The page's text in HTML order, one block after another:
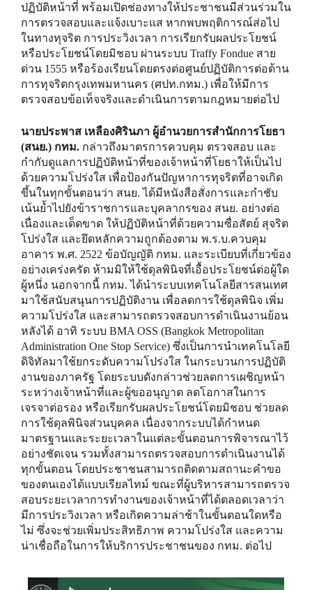
ปฏิบัติหน้าที่ พร้อมเปิดช่องทางให้ประชาชนมีส่วนร่วมใน
การตรวจสอบและแจ้งเบาะแส หากพบพฤติการณ์ส่อไป
ในทางทุจริต การประวิงเวลา การเรียกรับผลประโยชน์
หรือประโยชน์โดยมิชอบ ผ่านระบบ Traffy Fondue สาย
ด่วน 1555 หรือร้องเรียนโดยตรงต่อศูนย์ปฏิบัติการต่อต้าน
การทุจริตกรุงเทพมหานคร (ศปท.กทม.) เพื่อให้มีการ
ตรวจสอบข้อเท็จจริงและดำเนินการตามกฎหมายต่อไป
นายประพาส เหลืองศิรินภา ผู้อำนวยการสำนักการโยธา
(สนย.) กทม. กล่าวถึงมาตรการควบคุม ตรวจสอบ และ
กำกับดูแลการปฏิบัติหน้าที่ของเจ้าหน้าที่โยธาให้เป็นไป
ด้วยความโปร่งใส เพื่อป้องกันปัญหาการทุจริตที่อาจเกิด
ขึ้นในทุกขั้นตอนว่า สนย. ได้มีหนังสือสั่งการและกำชับ
เน้นย้ำไปยังข้าราชการและบุคลากรของ สนย. อย่างต่อ
เนื่องและเด็ดขาด ให้ปฏิบัติหน้าที่ด้วยความซื่อสัตย์ สุจริต
โปร่งใส และยึดหลักความถูกต้องตาม พ.ร.บ.ควบคุม
อาคาร พ.ศ. 2522 ข้อบัญญัติ กทม. และระเบียบที่เกี่ยวข้อง
อย่างเคร่งครัด ห้ามมิให้ใช้ดุลพินิจที่เอื้อประโยชน์ต่อผู้ใด
ผู้หนึ่ง นอกจากนี้ กทม. ได้นำระบบเทคโนโลยีสารสนเทศ
มาใช้สนับสนุนการปฏิบัติงาน เพื่อลดการใช้ดุลพินิจ เพิ่ม
ความโปร่งใส และสามารถตรวจสอบการดำเนินงานย้อน
หลังได้ อาทิ ระบบ BMA OSS (Bangkok Metropolitan
Administration One Stop Service) ซึ่งเป็นการนำเทคโนโลยี
ดิจิทัลมาใช้ยกระดับความโปร่งใส ในกระบวนการปฏิบัติ
งานของภาครัฐ โดยระบบดังกล่าวช่วยลดการเผชิญหน้า
ระหว่างเจ้าหน้าที่และผู้ขออนุญาต ลดโอกาสในการ
เจรจาต่อรอง หรือเรียกรับผลประโยชน์โดยมิชอบ ช่วยลด
การใช้ดุลพินิจส่วนบุคคล เนื่องจากระบบได้กำหนด
มาตรฐานและระยะเวลาในแต่ละขั้นตอนการพิจารณาไว้
อย่างชัดเจน รวมทั้งสามารถตรวจสอบการดำเนินงานได้
ทุกขั้นตอน โดยประชาชนสามารถติดตามสถานะคำขอ
ของตนเองได้แบบเรียลไทม์ ขณะที่ผู้บริหารสามารถตรวจ
สอบระยะเวลาการทำงานของเจ้าหน้าที่ได้ตลอดเวลาว่า
มีการประวิงเวลา หรือเกิดความล่าช้าในขั้นตอนใดหรือ
ไม่ ซึ่งจะช่วยเพิ่มประสิทธิภาพ ความโปร่งใส และความ
น่าเชื่อถือในการให้บริการประชาชนของ กทม. ต่อไป